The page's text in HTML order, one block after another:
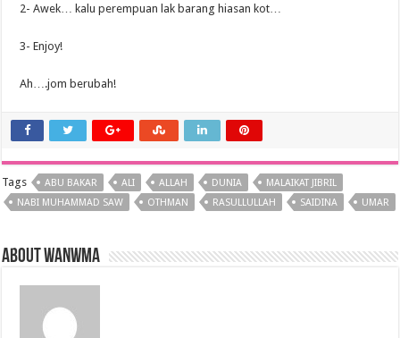
2- Awek… kalu perempuan lak barang hiasan kot…
3- Enjoy!
Ah….jom berubah!
Tags ABU BAKAR ALI ALLAH DUNIA
MALAIKAT JIBRIL
NABI MUHAMMAD SAW
OTHMAN RASULLULLAH SAIDINA UMAR
About wanwma